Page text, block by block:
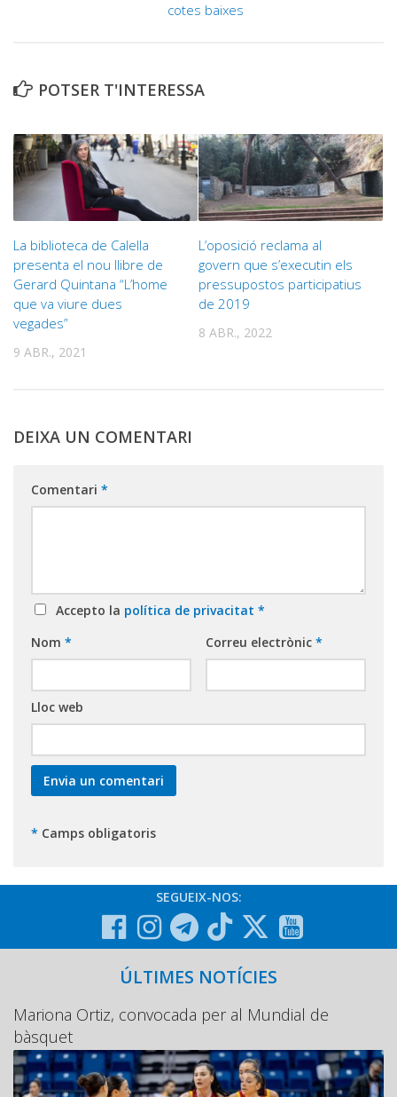
cotes baixes
POTSER T'INTERESSA
La biblioteca de Calella
presenta el nou llibre de
Gerard Quintana “L’home
que va viure dues
vegades”
9 ABR., 2021
L’oposició reclama al
govern que s’executin els
pressupostos participatius
de 2019
8 ABR., 2022
DEIXA UN COMENTARI
Comentari *
Accepto la política de privacitat *
Nom * Correu electrònic *
Lloc web
* Camps obligatoris
SEGUEIX-NOS:
ÚLTIMES NOTÍCIES
Mariona Ortiz, convocada per al Mundial de
bàsquet